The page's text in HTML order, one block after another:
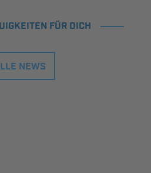
FÜR DICH
NEWS